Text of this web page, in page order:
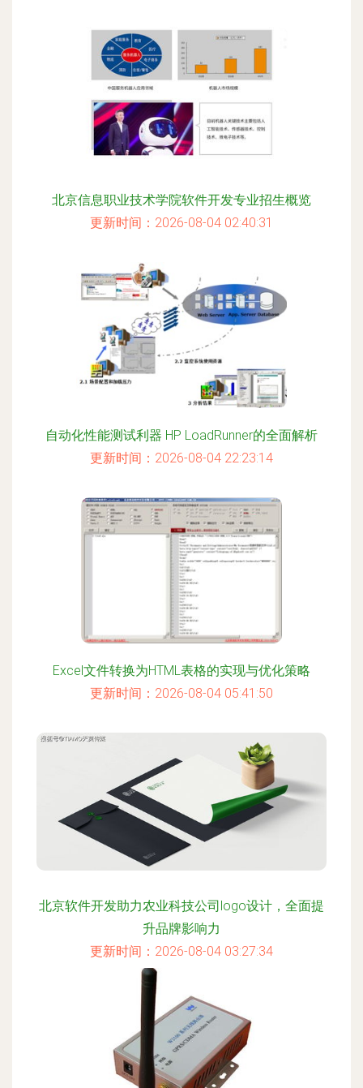
北京信息职业技术学院软件开发专业招生概览
更新时间：2026-08-04 02:40:31
自动化性能测试利器 HP LoadRunner的全面解析
更新时间：2026-08-04 22:23:14
Excel文件转换为HTML表格的实现与优化策略
更新时间：2026-08-04 05:41:50
北京软件开发助力农业科技公司logo设计，全面提
升品牌影响力
更新时间：2026-08-04 03:27:34